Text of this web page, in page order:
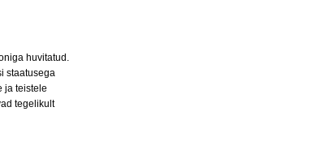
huvitatud.
staatusega
ja teistele
tegelikult